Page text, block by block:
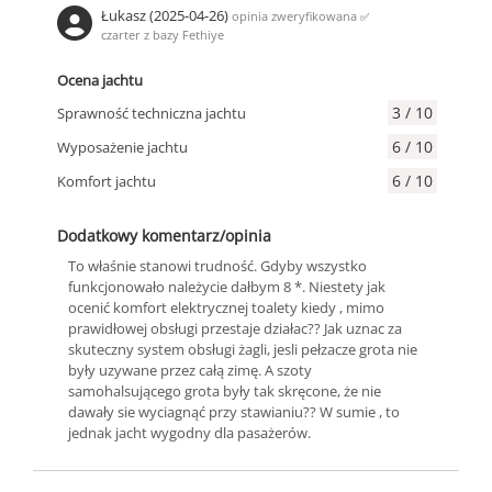
Łukasz (2025-04-26) opinia zweryfikowana ✅
czarter z bazy Fethiye
Ocena jachtu
Sprawność techniczna jachtu
3 / 10
Wyposażenie jachtu 6 / 10
Komfort jachtu 6 / 10
Dodatkowy komentarz/opinia
To właśnie stanowi trudność. Gdyby wszystko
funkcjonowało należycie dałbym 8 *. Niestety jak
ocenić komfort elektrycznej toalety kiedy , mimo
prawidłowej obsługi przestaje działac?? Jak uznac za
skuteczny system obsługi żagli, jesli pełzacze grota nie
były uzywane przez całą zimę. A szoty
samohalsującego grota były tak skręcone, że nie
dawały sie wyciagnąć przy stawianiu?? W sumie , to
jednak jacht wygodny dla pasażerów.